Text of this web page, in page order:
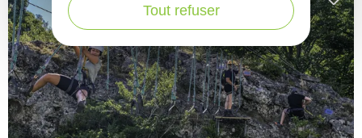
Tout refuser